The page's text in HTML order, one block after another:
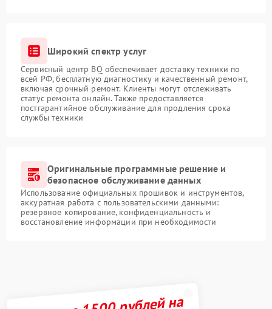
Широкий спектр услуг
Сервисный центр BQ обеспечивает доставку техники по
всей РФ, бесплатную диагностику и качественный ремонт,
включая срочный ремонт. Клиенты могут отслеживать
статус ремонта онлайн. Также предоставляется
постгарантийное обслуживание для продления срока
службы техники
Оригинальные программные решение и
безопасное обслуживание данных
Использование официальных прошивок и инструментов,
аккуратная работа с пользовательскими данными:
резервное копирование, конфиденциальность и
восстановление информации при необходимости